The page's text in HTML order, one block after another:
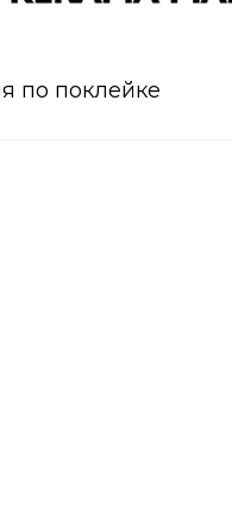
по поклейке